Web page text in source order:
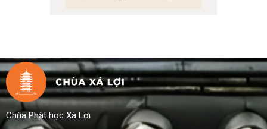
Chùa Phật học Xá Lợi